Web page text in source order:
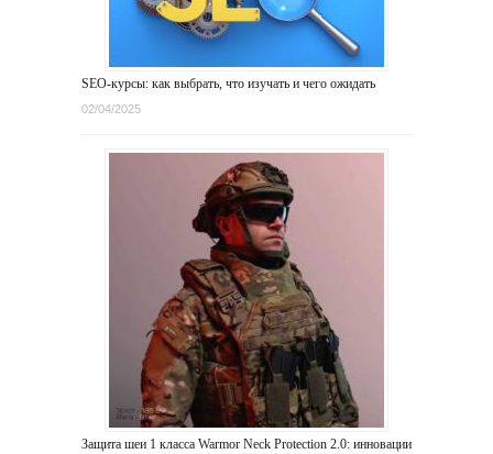
SEO-курсы: как выбрать, что изучать и чего ожидать
02/04/2025
Защита шеи 1 класса Warmor Neck Protection 2.0: инновации